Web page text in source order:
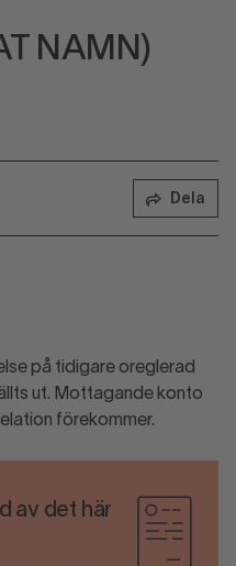
NAMN)
Dela
på tidigare oreglerad
ut. Mottagande konto
förekommer.
av det här